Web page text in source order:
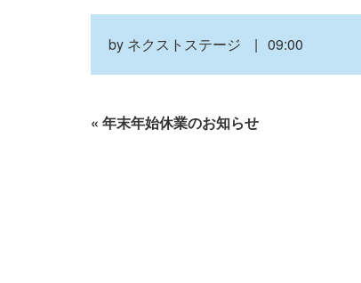
by ネクストステージ 09:00
« 年末年始休業のお知らせ